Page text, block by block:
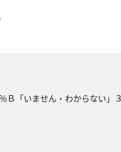
「いません・わからない」